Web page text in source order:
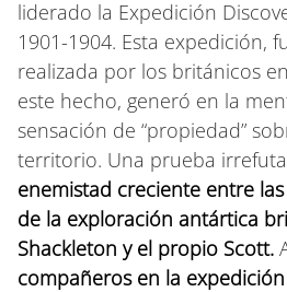
liderado la Expedición
1901-1904. Esta expedición,
realizada por los británicos
este hecho, generó en la
sensación de “propiedad”
territorio. Una prueba
enemistad creciente entre
de la exploración antártica
Shackleton y el propio Scott.
compañeros en la